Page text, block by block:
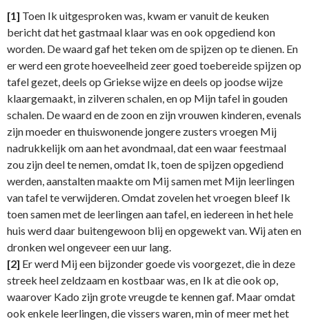
[1] Toen Ik uitgesproken was, kwam er vanuit de keuken
bericht dat het gastmaal klaar was en ook opgediend kon
worden. De waard gaf het teken om de spijzen op te dienen. En
er werd een grote hoeveelheid zeer goed toebereide spijzen op
tafel gezet, deels op Griekse wijze en deels op joodse wijze
klaargemaakt, in zilveren schalen, en op Mijn tafel in gouden
schalen. De waard en de zoon en zijn vrouwen kinderen, evenals
zijn moeder en thuiswonende jongere zusters vroegen Mij
nadrukkelijk om aan het avondmaal, dat een waar feestmaal
zou zijn deel te nemen, omdat Ik, toen de spijzen opgediend
werden, aanstalten maakte om Mij samen met Mijn leerlingen
van tafel te verwijderen. Omdat zovelen het vroegen bleef Ik
toen samen met de leerlingen aan tafel, en iedereen in het hele
huis werd daar buitengewoon blij en opgewekt van. Wij aten en
dronken wel ongeveer een uur lang.
[2] Er werd Mij een bijzonder goede vis voorgezet, die in deze
streek heel zeldzaam en kostbaar was, en Ik at die ook op,
waarover Kado zijn grote vreugde te kennen gaf. Maar omdat
ook enkele leerlingen, die vissers waren, min of meer met het